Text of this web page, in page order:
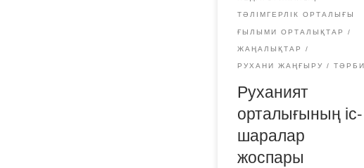
ТӘЛІМГЕРЛІК ОРТАЛЫҒЫ
ҒЫЛЫМИ ОРТАЛЫҚТАР
ЖАҢАЛЫҚТАР
РУХАНИ ЖАҢҒЫРУ
Руханият
орталығының іс-
шаралар
жоспары